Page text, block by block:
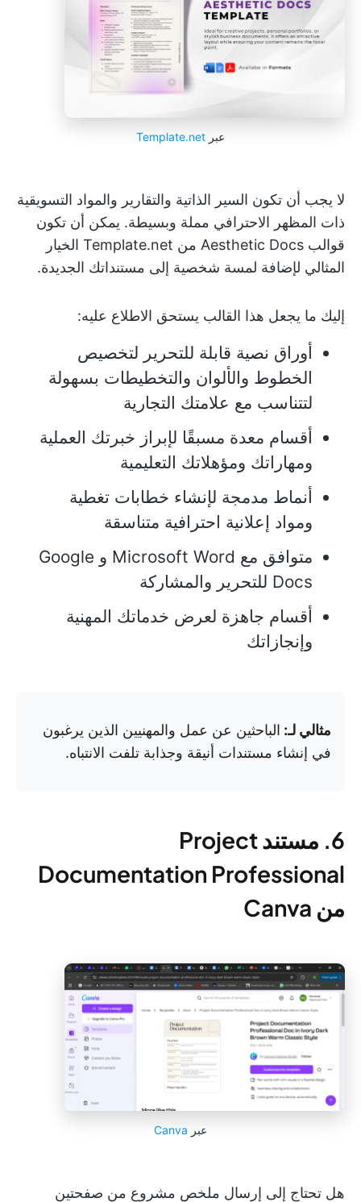
عبر Template.net
لا يجب أن تكون السير الذاتية والتقارير والمواد التسويقية
ذات المظهر الاحترافي مملة وبسيطة. يمكن أن تكون
قوالب Aesthetic Docs من Template.net الخيار
المثالي لإضافة لمسة شخصية إلى مستنداتك الجديدة.
إليك ما يجعل هذا القالب يستحق الاطلاع عليه:
أوراق نصية قابلة للتحرير لتخصيص
الخطوط والألوان والتخطيطات بسهولة
لتتناسب مع علامتك التجارية
أقسام معدة مسبقًا لإبراز خبرتك العملية
ومهاراتك ومؤهلاتك التعليمية
أنماط مدمجة لإنشاء خطابات تغطية
ومواد إعلانية احترافية متناسقة
متوافق مع Microsoft Word و Google
Docs للتحرير والمشاركة
أقسام جاهزة لعرض خدماتك المهنية
وإنجازاتك
مثالي لـ: الباحثين عن عمل والمهنيين الذين يرغبون
في إنشاء مستندات أنيقة وجذابة تلفت الانتباه.
6. مستند Project
Documentation Professional
من Canva
عبر Canva
هل تحتاج إلى إرسال ملخص مشروع من صفحتين